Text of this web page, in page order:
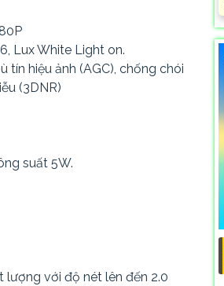
Lux White Light on.
tín hiệu ảnh (AGC), chống chói
(3DNR)
suất 5W.
lượng với độ nét lên đến 2.0